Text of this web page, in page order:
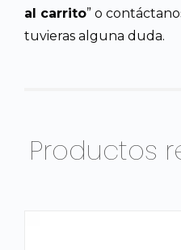
al carrito” o
tuvieras alguna duda.
Productos